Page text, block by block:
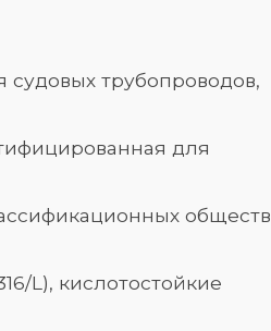
трубопроводов,
для
обществ
L), кислотостойкие